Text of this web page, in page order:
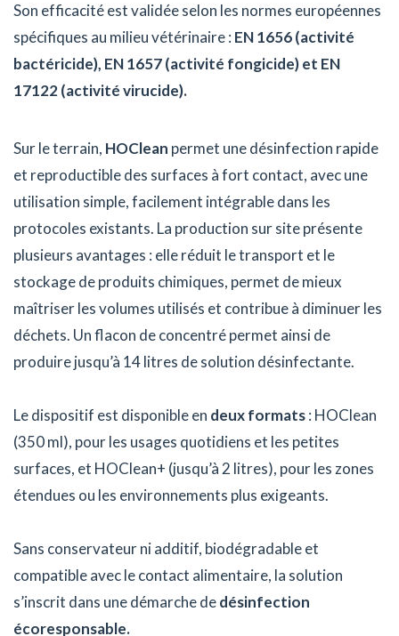
Son efficacité est validée selon les normes européennes
spécifiques au milieu vétérinaire : EN 1656 (activité
bactéricide), EN 1657 (activité fongicide) et EN
17122 (activité virucide).
Sur le terrain, HOClean permet une désinfection rapide
et reproductible des surfaces à fort contact, avec une
utilisation simple, facilement intégrable dans les
protocoles existants. La production sur site présente
plusieurs avantages : elle réduit le transport et le
stockage de produits chimiques, permet de mieux
maîtriser les volumes utilisés et contribue à diminuer les
déchets. Un flacon de concentré permet ainsi de
produire jusqu’à 14 litres de solution désinfectante.
Le dispositif est disponible en deux formats: HOClean
(350 ml), pour les usages quotidiens et les petites
surfaces, et HOClean+ (jusqu’à 2 litres), pour les zones
étendues ou les environnements plus exigeants.
Sans conservateur ni additif, biodégradable et
compatible avec le contact alimentaire, la solution
s’inscrit dans une démarche dedésinfection
écoresponsable.